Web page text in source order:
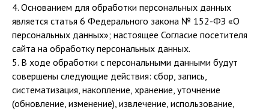
4. Основанием для обработки персональных данных
является статья 6 Федерального закона № 152-ФЗ «О
персональных данных»; настоящее Согласие посетителя
сайта на обработку персональных данных.
5. В ходе обработки с персональными данными будут
совершены следующие действия: сбор, запись,
систематизация, накопление, хранение, уточнение
(обновление, изменение), извлечение, использование,